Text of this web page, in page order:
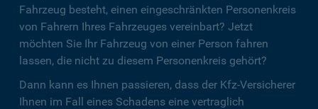
Fahrzeug besteht, einen eingeschränkten Personenkreis
von Fahrern Ihres Fahrzeuges vereinbart? Jetzt
möchten Sie Ihr Fahrzeug von einer Person fahren
lassen, die nicht zu diesem Personenkreis gehört?
Dann kann es Ihnen passieren, dass der Kfz-Versicherer
Ihnen im Fall eines Schadens eine vertraglich